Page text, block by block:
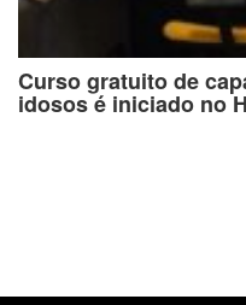
Curso gratuito de
idosos é iniciado no